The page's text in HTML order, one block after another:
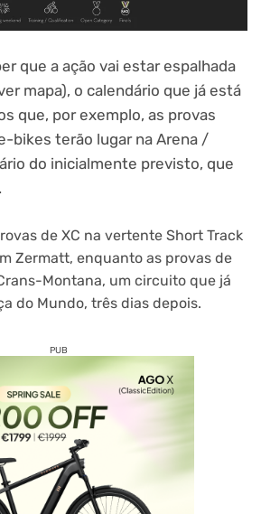
que a ação vai estar espalhada
mapa), o calendário que já está
que, por exemplo, as provas
bikes terão lugar na Arena /
do inicialmente previsto, que
de XC na vertente Short Track
Zermatt, enquanto as provas de
Montana, um circuito que já
do Mundo, três dias depois.
PUB